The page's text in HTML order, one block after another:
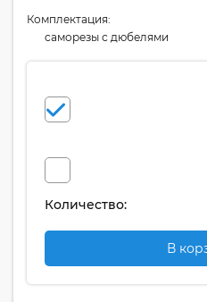
Комплектация:
cаморезы с дюбелями
Количество:
В